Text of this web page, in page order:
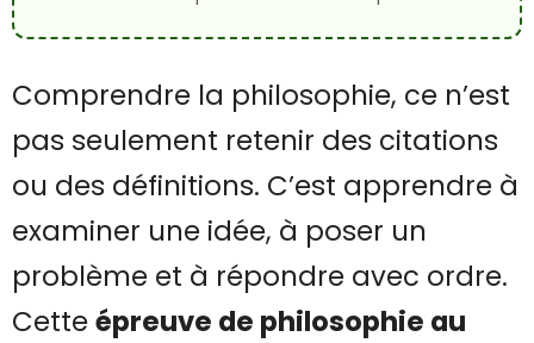
Comprendre la philosophie, ce n’est
pas seulement retenir des citations
ou des définitions. C’est apprendre à
examiner une idée, à poser un
problème et à répondre avec ordre.
Cette épreuve de philosophie au